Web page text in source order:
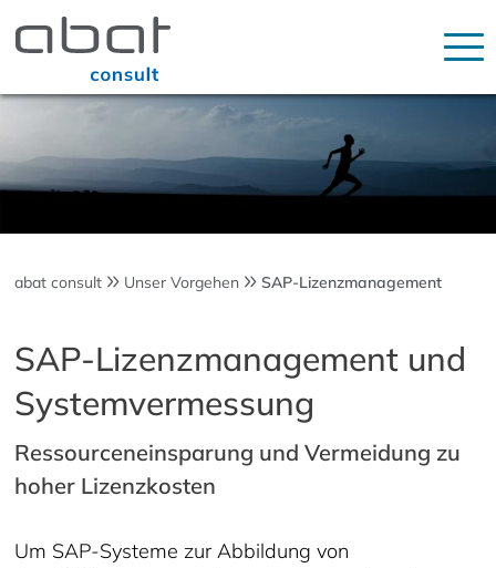
abat consult Unser Vorgehen SAP-Lizenzmanagement
SAP-Lizenzmanagement und
Systemvermessung
Ressourceneinsparung und Vermeidung zu
hoher Lizenzkosten
Um SAP-Systeme zur Abbildung von